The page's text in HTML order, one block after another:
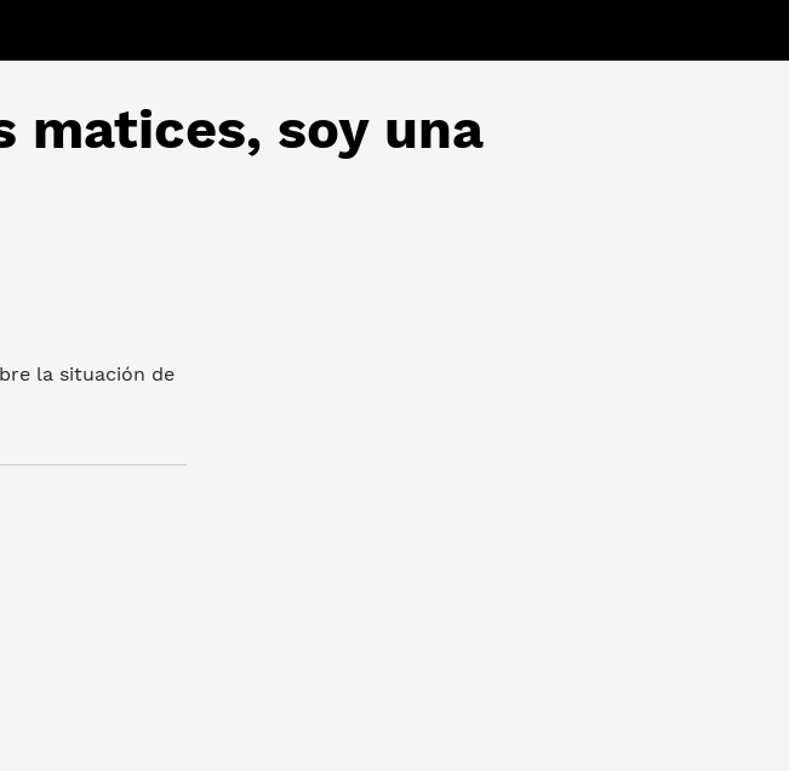
matices, soy una
la situación de